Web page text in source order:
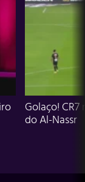
Golaço!
do Al-Nassr